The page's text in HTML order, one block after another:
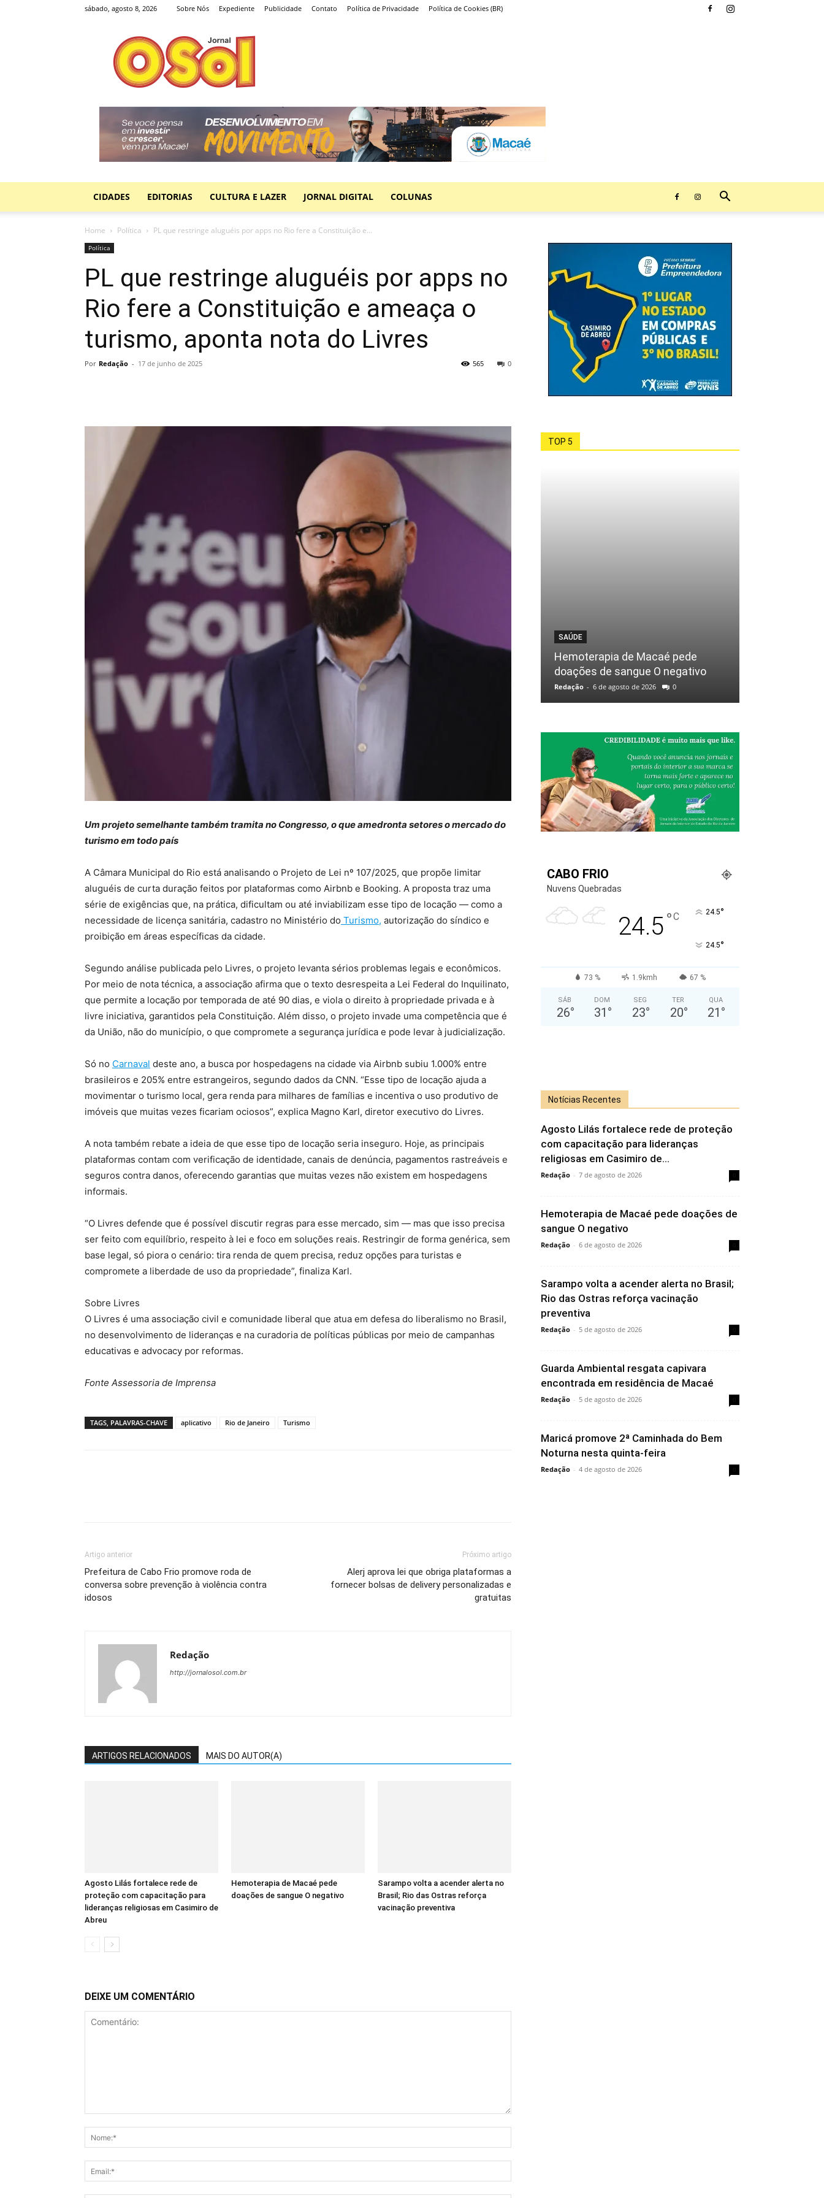
sábado, agosto 8, 2026 Sobre Nós Expediente Publicidade Contato Política de Privacidade Política de Cookies (BR)
Jornal
O
Sol
CIDADES EDITORIAS CULTURA E LAZER JORNAL DIGITAL COLUNAS
Home Política PL que restringe aluguéis por apps no Rio fere a Constituição e...
Política
PL que restringe aluguéis por apps no
Rio fere a Constituição e ameaça o
turismo, aponta nota do Livres
Por Redação - 17 de junho de 2025 0
565
Um projeto semelhante também tramita no Congresso, o que amedronta setores o mercado do
turismo em todo país
A Câmara Municipal do Rio está analisando o Projeto de Lei nº 107/2025, que propõe limitar
aluguéis de curta duração feitos por plataformas como Airbnb e Booking. A proposta traz uma
série de exigências que, na prática, dificultam ou até inviabilizam esse tipo de locação — como a
necessidade de licença sanitária, cadastro no Ministério do Turismo, autorização do síndico e
proibição em áreas específicas da cidade.
Segundo análise publicada pelo Livres, o projeto levanta sérios problemas legais e econômicos.
Por meio de nota técnica, a associação afirma que o texto desrespeita a Lei Federal do Inquilinato,
que permite a locação por temporada de até 90 dias, e viola o direito à propriedade privada e à
livre iniciativa, garantidos pela Constituição. Além disso, o projeto invade uma competência que é
da União, não do município, o que compromete a segurança jurídica e pode levar à judicialização.
Só no Carnaval deste ano, a busca por hospedagens na cidade via Airbnb subiu 1.000% entre
brasileiros e 205% entre estrangeiros, segundo dados da CNN. “Esse tipo de locação ajuda a
movimentar o turismo local, gera renda para milhares de famílias e incentiva o uso produtivo de
imóveis que muitas vezes ficariam ociosos”, explica Magno Karl, diretor executivo do Livres.
A nota também rebate a ideia de que esse tipo de locação seria inseguro. Hoje, as principais
plataformas contam com verificação de identidade, canais de denúncia, pagamentos rastreáveis e
seguros contra danos, oferecendo garantias que muitas vezes não existem em hospedagens
informais.
“O Livres defende que é possível discutir regras para esse mercado, sim — mas que isso precisa
ser feito com equilíbrio, respeito à lei e foco em soluções reais. Restringir de forma genérica, sem
base legal, só piora o cenário: tira renda de quem precisa, reduz opções para turistas e
compromete a liberdade de uso da propriedade”, finaliza Karl.
Sobre Livres
O Livres é uma associação civil e comunidade liberal que atua em defesa do liberalismo no Brasil,
no desenvolvimento de lideranças e na curadoria de políticas públicas por meio de campanhas
educativas e advocacy por reformas.
Fonte Assessoria de Imprensa
TAGS, PALAVRAS-CHAVE aplicativo Rio de Janeiro Turismo
Artigo anterior
Prefeitura de Cabo Frio promove roda de
conversa sobre prevenção à violência contra
idosos
Próximo artigo
Alerj aprova lei que obriga plataformas a
fornecer bolsas de delivery personalizadas e
gratuitas
Redação
http://jornalosol.com.br
ARTIGOS RELACIONADOS MAIS DO AUTOR(A)
Agosto Lilás fortalece rede de
proteção com capacitação para
lideranças religiosas em Casimiro de
Abreu
Hemoterapia de Macaé pede
doações de sangue O negativo
Sarampo volta a acender alerta no
Brasil; Rio das Ostras reforça
vacinação preventiva
DEIXE UM COMENTÁRIO
TOP 5
SAÚDE
Hemoterapia de Macaé pede
doações de sangue O negativo
Redação - 6 de agosto de 2026 0
CABO FRIO
Nuvens Quebradas
24.5°C 24.5°
24.5°
73 % 1.9kmh 67 %
SÁB
26°
DOM
31 °
SEG
23°
TER
20°
QUA
21 °
Notícias Recentes
Agosto Lilás fortalece rede de proteção
com capacitação para lideranças
religiosas em Casimiro de...
Redação - 7 de agosto de 2026
Hemoterapia de Macaé pede doações de
sangue O negativo
Redação - 6 de agosto de 2026
Sarampo volta a acender alerta no Brasil;
Rio das Ostras reforça vacinação
preventiva
Redação - 5 de agosto de 2026
Guarda Ambiental resgata capivara
encontrada em residência de Macaé
Redação - 5 de agosto de 2026
Maricá promove 2ª Caminhada do Bem
Noturna nesta quinta-feira
Redação - 4 de agosto de 2026